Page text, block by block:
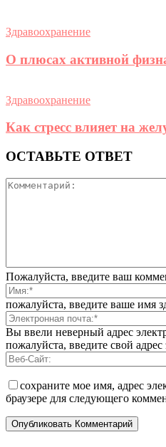
Здравоохранение
О плюсах активной
Здравоохранение
Как стресс влияет на
ОСТАВЬТЕ ОТВЕТ
Пожалуйста, введите ваш
пожалуйста, введите ваше имя
Вы ввели неверный адрес
пожалуйста, введите свой
сохраните мое имя, адрес
браузере для следующего